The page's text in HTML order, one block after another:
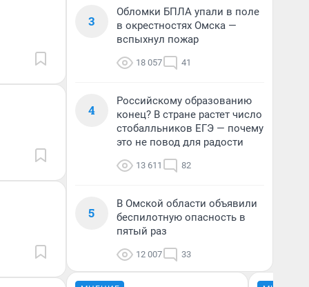
3
Обломки БПЛА упали в поле
в окрестностях Омска —
вспыхнул пожар
18 057 41
4
Российскому образованию
конец? В стране растет число
стобалльников ЕГЭ — почему
это не повод для радости
13 611 82
5
В Омской области объявили
беспилотную опасность в
пятый раз
12 007 33